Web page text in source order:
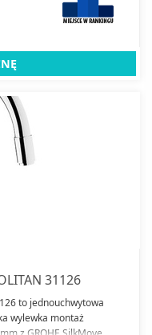
31126
to jednouchwytowa
wylewka montaż